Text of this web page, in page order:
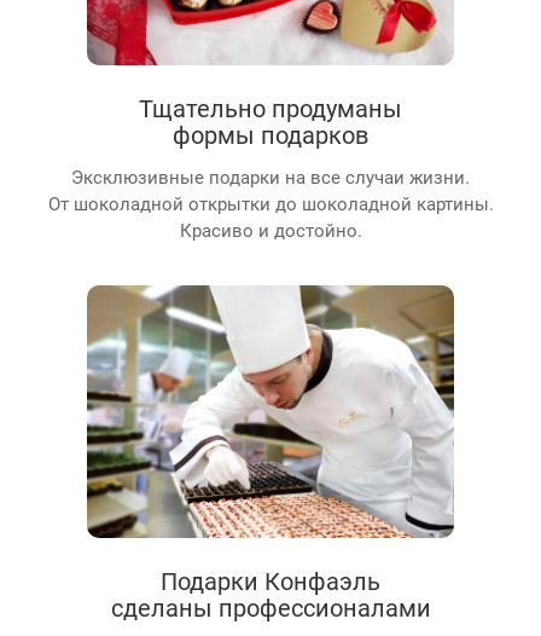
Тщательно продуманы
формы подарков
Эксклюзивные подарки на все случаи жизни.
От шоколадной открытки до шоколадной картины.
Красиво и достойно.
Подарки Конфаэль
сделаны профессионалами